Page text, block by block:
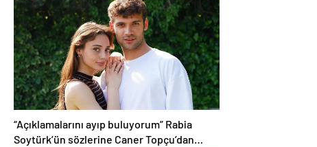
kimse görmüyor…
Şarkıcı Ceylan
sitem etti!
Şimdilerin yıldız
ismini tanıdınız mı?
“Açıklamalarını ayıp buluyorum” Rabia
Soytürk’ün sözlerine Caner Topçu’dan